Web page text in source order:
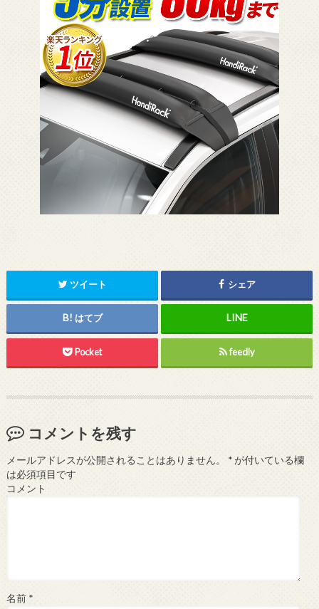
ツイート シェア
はてブ
Pocket feedly
コメントを残す
メールアドレスが公開されることはありません。 *が付いている欄
は必須項目です
コメント
名前 *